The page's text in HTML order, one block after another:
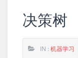
决策树
IN : 机器学习